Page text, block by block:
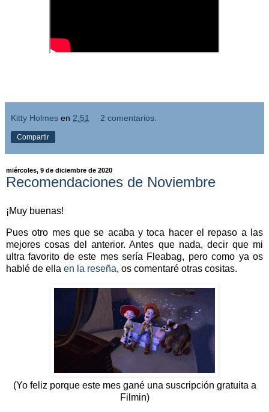
Kitty Holmes en 2:51 2 comentarios:
Compartir
miércoles, 9 de diciembre de 2020
Recomendaciones de Noviembre
¡Muy buenas!
Pues otro mes que se acaba y toca hacer el repaso a las
mejores cosas del anterior. Antes que nada, decir que mi
ultra favorito de este mes sería Fleabag, pero como ya os
hablé de ella en la reseña, os comentaré otras cositas.
(Yo feliz porque este mes gané una suscripción gratuita a
Filmin)